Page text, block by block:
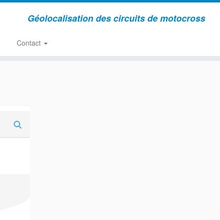
Géolocalisation des circuits de motocross
Contact